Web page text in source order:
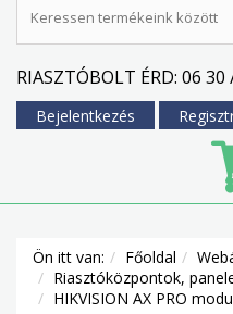
RIASZTÓBOLT ÉRD: 06
Bejelentkezés
Ön itt van: Főoldal
Riasztóközpontok,
HIKVISION AX PRO